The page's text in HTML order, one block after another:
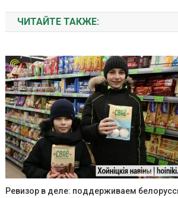
ЧИТАЙТЕ ТАКЖЕ:
Ревизор в деле: поддерживаем